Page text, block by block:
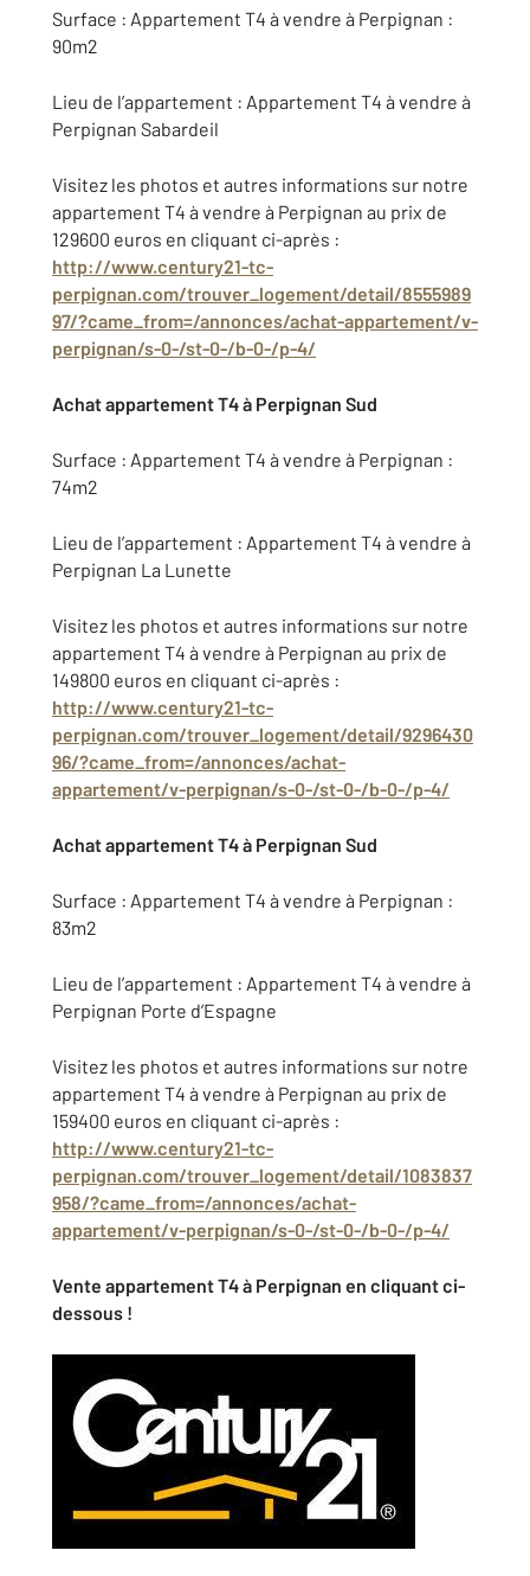
Surface : Appartement T4 à vendre à Perpignan :
90m2
Lieu de l’appartement : Appartement T4 à vendre à
Perpignan Sabardeil
Visitez les photos et autres informations sur notre
appartement T4 à vendre à Perpignan au prix de
129600 euros en cliquant ci-après :
http://www.century21-tc-
perpignan.com/trouver_logement/detail/8555989
97/?came_from=/annonces/achat-appartement/v-
perpignan/s-0-/st-0-/b-0-/p-4/
Achat appartement T4 à Perpignan Sud
Surface : Appartement T4 à vendre à Perpignan :
74m2
Lieu de l’appartement : Appartement T4 à vendre à
Perpignan La Lunette
Visitez les photos et autres informations sur notre
appartement T4 à vendre à Perpignan au prix de
149800 euros en cliquant ci-après :
http://www.century21-tc-
perpignan.com/trouver_logement/detail/9296430
96/?came_from=/annonces/achat-
appartement/v-perpignan/s-0-/st-0-/b-0-/p-4/
Achat appartement T4 à Perpignan Sud
Surface : Appartement T4 à vendre à Perpignan :
83m2
Lieu de l’appartement : Appartement T4 à vendre à
Perpignan Porte d’Espagne
Visitez les photos et autres informations sur notre
appartement T4 à vendre à Perpignan au prix de
159400 euros en cliquant ci-après :
http://www.century21-tc-
perpignan.com/trouver_logement/detail/1083837
958/?came_from=/annonces/achat-
appartement/v-perpignan/s-0-/st-0-/b-0-/p-4/
Vente appartement T4 à Perpignan en cliquant ci-
dessous !